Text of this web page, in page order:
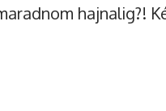
hajnalig?!